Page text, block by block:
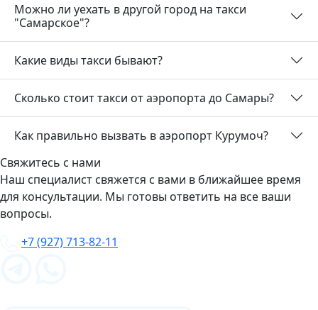
Можно ли уехать в другой город на такси
"Самарское"?
Какие виды такси бывают?
Сколько стоит такси от аэропорта до Самары?
Как правильно вызвать в аэропорт Курумоч?
Свяжитесь с нами
Наш специалист свяжется с вами в ближайшее время
для консультации. Мы готовы ответить на все ваши
вопросы.
+7 (927) 713-82-11